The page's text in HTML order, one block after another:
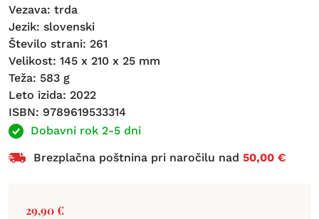
Vezava: trda
Jezik: slovenski
Število strani: 261
Velikost: 145 x 210 x 25 mm
Teža: 583 g
Leto izida: 2022
ISBN: 9789619533314
Dobavni rok 2-5 dni
Brezplačna poštnina pri naročilu nad 50,00 €
29,90€